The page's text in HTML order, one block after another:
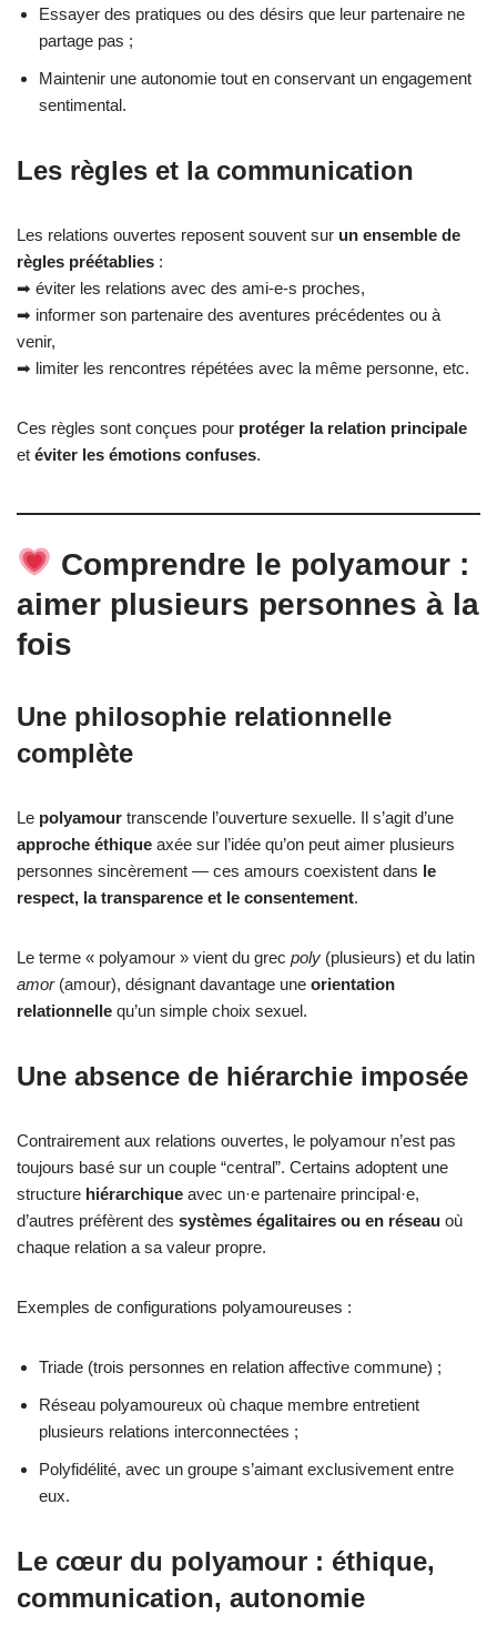
Essayer des pratiques ou des désirs que leur partenaire ne
partage pas ;
Maintenir une autonomie tout en conservant un engagement
sentimental.
Les règles et la communication
Les relations ouvertes reposent souvent sur un ensemble de
règles préétablies :
➡ éviter les relations avec des ami-e-s proches,
➡ informer son partenaire des aventures précédentes ou à
venir,
➡ limiter les rencontres répétées avec la même personne, etc.
Ces règles sont conçues pour protéger la relation principale
et éviter les émotions confuses.
Comprendre le polyamour :
aimer plusieurs personnes à la
fois
Une philosophie relationnelle
complète
Le polyamour transcende l’ouverture sexuelle. Il s’agit d’une
approche éthique axée sur l’idée qu’on peut aimer plusieurs
personnes sincèrement — ces amours coexistent dans le
respect, la transparence et le consentement.
Le terme « polyamour » vient du grec poly (plusieurs) et du latin
amor(amour), désignant davantage une orientation
relationnelle qu’un simple choix sexuel.
Une absence de hiérarchie imposée
Contrairement aux relations ouvertes, le polyamour n’est pas
toujours basé sur un couple “central”. Certains adoptent une
structure hiérarchique avec un·e partenaire principal·e,
d’autres préfèrent des systèmes égalitaires ou en réseau où
chaque relation a sa valeur propre.
Exemples de configurations polyamoureuses :
Triade (trois personnes en relation affective commune) ;
Réseau polyamoureux où chaque membre entretient
plusieurs relations interconnectées ;
Polyfidélité, avec un groupe s’aimant exclusivement entre
eux.
Le cœur du polyamour : éthique,
communication, autonomie